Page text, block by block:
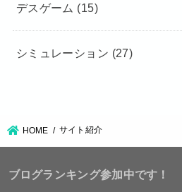
デスゲーム (15)
シミュレーション (27)
HOME サイト紹介
ブログランキング参加中です！